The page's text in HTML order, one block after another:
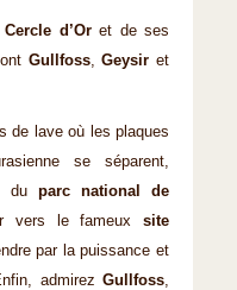
d’Oret de ses
Gullfoss,Geysir et
de lave où les plaques
se séparent,
du parc national de
vers le fameux site
par la puissance et
admirez Gullfoss,